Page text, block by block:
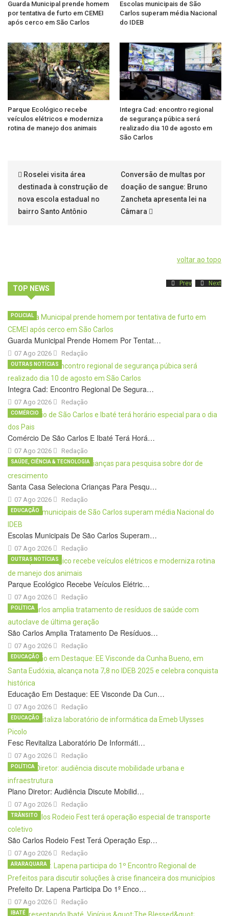
Guarda Municipal prende homem
por tentativa de furto em CEMEI
após cerco em São Carlos
Escolas municipais de São
Carlos superam média Nacional
do IDEB
Parque Ecológico recebe
veículos elétricos e moderniza
rotina de manejo dos animais
Integra Cad: encontro regional
de segurança púbica será
realizado dia 10 de agosto em
São Carlos
Roselei visita área
destinada à construção de
nova escola estadual no
bairro Santo Antônio
Conversão de multas por
doação de sangue: Bruno
Zancheta apresenta lei na
Câmara
voltar ao topo
TOP NEWS
Prev Next
Guarda Municipal Prende Homem Por Tentat…
07 Ago 2026
POLICIAL
Redação
Integra Cad: Encontro Regional De Segura…
07 Ago 2026
OUTRAS NOTÍCIAS
Redação
Comércio De São Carlos E Ibaté Terá Horá…
07 Ago 2026
COMÉRCIO
Redação
Santa Casa Seleciona Crianças Para Pesqu…
07 Ago 2026
SAÚDE, CIÊNCIA & TECNOLOGIA
Redação
Escolas Municipais De São Carlos Superam…
07 Ago 2026
EDUCAÇÃO
Redação
Parque Ecológico Recebe Veículos Elétric…
07 Ago 2026
OUTRAS NOTÍCIAS
Redação
São Carlos Amplia Tratamento De Resíduos…
07 Ago 2026
POLÍTICA
Redação
Educação Em Destaque: EE Visconde Da Cun…
07 Ago 2026
EDUCAÇÃO
Redação
Fesc Revitaliza Laboratório De Informáti…
07 Ago 2026
EDUCAÇÃO
Redação
Plano Diretor: Audiência Discute Mobilid…
07 Ago 2026
POLÍTICA
Redação
São Carlos Rodeio Fest Terá Operação Esp…
07 Ago 2026
TRÂNSITO
Redação
Prefeito Dr. Lapena Participa Do 1º Enco…
07 Ago 2026
ARARAQUARA
Redação
IBATÉ